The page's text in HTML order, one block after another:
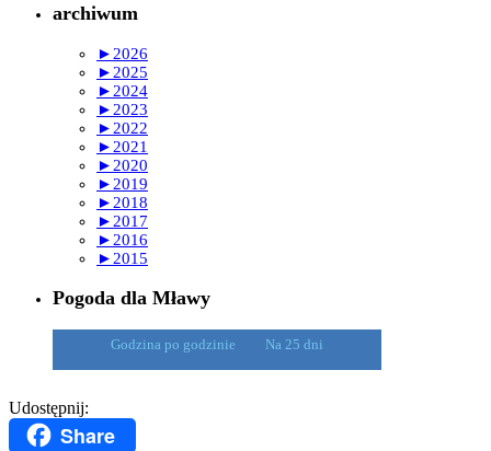
archiwum
► 2026
► 2025
► 2024
► 2023
► 2022
► 2021
► 2020
► 2019
► 2018
► 2017
► 2016
► 2015
Pogoda dla Mławy
Godzina po godzinie Na 25 dni
Udostępnij:
Share